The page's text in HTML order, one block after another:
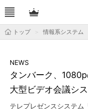
トップ 情報系システム
タンバーク、
大型ビデオ会議シ
NEWS
テレプレゼンスシステム